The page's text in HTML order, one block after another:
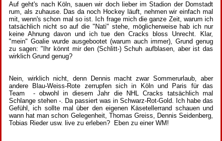
Auf geht's nach Köln, sauen wir doch lieber im Stadion der Domstadt
rum, als zuhause. Das da noch Hockey läuft, nehmen wir einfach mal
mit, wenn's schon mal so ist. Ich frage mich die ganze Zeit, warum ich
tatsächlich nicht so auf die "Nati" stehe, möglicherweise hab ich nur
keine Ahnung davon und ich tue den Cracks bloss Unrecht. Klar,
"mein" Goalie wurde ausgebootet (warum auch immer), Grund genug
zu sagen: "Ihr könnt mir den (Schlitt-) Schuh aufblasen, aber ist das
wirklich Grund genug?
Nein, wirklich nicht, denn Dennis macht zwar Sommerurlaub, aber
andere Blau-Weiss-Rote zerrupfen sich in Köln und Paris für das
Team - obwohl in diesem Jahr die NHL Cracks tatsächlich mal
Schlange stehen -. Da passiert was in Schwarz-Rot-Gold. Ich habe das
Gefühl, ich sollte mal über den eigenen Käsetellerrand schauen und
wann hat man schon Gelegenheit, Thomas Greiss, Dennis Seidenberg,
Tobias Rieder usw. live zu erleben? Eben zu einer WM!